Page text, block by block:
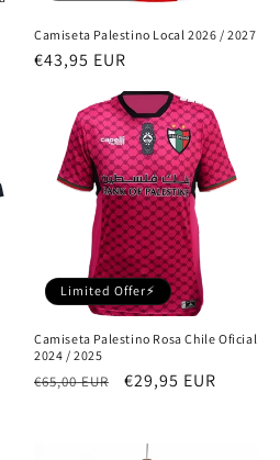
Camiseta Palestino Local 2026 / 2027
Precio
€43,95 EUR
Limited Offer⚡
Camiseta Palestino Rosa Chile Oficial
2024 / 2025
Precio
€65,00 EUR
Precio
€29,95 EUR